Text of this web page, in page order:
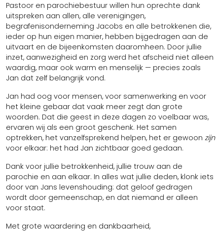
Pastoor en parochiebestuur willen hun oprechte dank
uitspreken aan allen, alle verenigingen,
begrafenisonderneming Jacobs en alle betrokkenen die,
ieder op hun eigen manier, hebben bijgedragen aan de
uitvaart en de bijeenkomsten daaromheen. Door jullie
inzet, aanwezigheid en zorg werd het afscheid niet alleen
waardig, maar ook warm en menselijk — precies zoals
Jan dat zelf belangrijk vond.
Jan had oog voor mensen, voor samenwerking en voor
het kleine gebaar dat vaak meer zegt dan grote
woorden. Dat die geest in deze dagen zo voelbaar was,
ervaren wij als een groot geschenk. Het samen
optrekken, het vanzelfsprekend helpen, het er gewoon zijn
voor elkaar: het had Jan zichtbaar goed gedaan.
Dank voor jullie betrokkenheid, jullie trouw aan de
parochie en aan elkaar. In alles wat jullie deden, klonk iets
door van Jans levenshouding: dat geloof gedragen
wordt door gemeenschap, en dat niemand er alleen
voor staat.
Met grote waardering en dankbaarheid,